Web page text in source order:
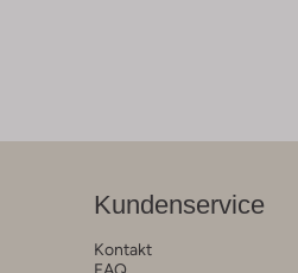
Kundenservice
Kontakt
FAQ